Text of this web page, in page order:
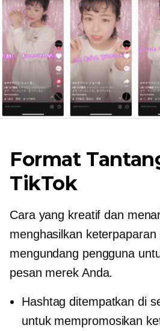
Format
TikTok
Cara yang kreatif dan
menghasilkan keterpaparan
mengundang pengguna
pesan merek Anda.
Hashtag ditempatkan di
untuk mempromosikan